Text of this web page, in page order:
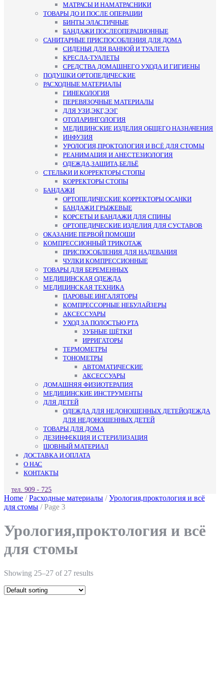
МАТРАСЫ И НАМАТРАСНИКИ
ТОВАРЫ ДО И ПОСЛЕ ОПЕРАЦИИ
БИНТЫ ЭЛАСТИЧНЫЕ
БАНДАЖИ ПОСЛЕОПЕРАЦИОННЫЕ
САНИТАРНЫЕ ПРИСПОСОБЛЕНИЯ ДЛЯ ДОМА
СИДЕНЬЯ ДЛЯ ВАННОЙ И ТУАЛЕТА
КРЕСЛА-ТУАЛЕТЫ
СРЕДСТВА ДОМАШНЕГО УХОДА И ГИГИЕНЫ
ПОДУШКИ ОРТОПЕДИЧЕСКИЕ
РАСХОДНЫЕ МАТЕРИАЛЫ
ГИНЕКОЛОГИЯ
ПЕРЕВЯЗОЧНЫЕ МАТЕРИАЛЫ
ДЛЯ УЗИ,ЭКГ,ЭЭГ
ОТОЛАРИНГОЛОГИЯ
МЕДИЦИНСКИЕ ИЗДЕЛИЯ ОБЩЕГО НАЗНАЧЕНИЯ
ИНФУЗИЯ
УРОЛОГИЯ,ПРОКТОЛОГИЯ И ВСЁ ДЛЯ СТОМЫ
РЕАНИМАЦИЯ И АНЕСТЕЗИОЛОГИЯ
ОДЕЖДА,ЗАЩИТА,БЕЛЬЁ
СТЕЛЬКИ И КОРРЕКТОРЫ СТОПЫ
КОРРЕКТОРЫ СТОПЫ
БАНДАЖИ
ОРТОПЕДИЧЕСКИЕ КОРРЕКТОРЫ ОСАНКИ
БАНДАЖИ ГРЫЖЕВЫЕ
КОРСЕТЫ И БАНДАЖИ ДЛЯ СПИНЫ
ОРТОПЕДИЧЕСКИЕ ИЗДЕЛИЯ ДЛЯ СУСТАВОВ
ОКАЗАНИЕ ПЕРВОЙ ПОМОЩИ
КОМПРЕССИОННЫЙ ТРИКОТАЖ
ПРИСПОСОБЛЕНИЯ ДЛЯ НАДЕВАНИЯ
ЧУЛКИ КОМПРЕССИОННЫЕ
ТОВАРЫ ДЛЯ БЕРЕМЕННЫХ
МЕДИЦИНСКАЯ ОДЕЖДА
МЕДИЦИНСКАЯ ТЕХНИКА
ПАРОВЫЕ ИНГАЛЯТОРЫ
КОМПРЕССОРНЫЕ НЕБУЛАЙЗЕРЫ
АКСЕССУАРЫ
УХОД ЗА ПОЛОСТЬЮ РТА
ЗУБНЫЕ ЩЁТКИ
ИРРИГАТОРЫ
ТЕРМОМЕТРЫ
ТОНОМЕТРЫ
АВТОМАТИЧЕСКИЕ
АКСЕССУАРЫ
ДОМАШНЯЯ ФИЗИОТЕРАПИЯ
МЕДИЦИНСКИЕ ИНСТРУМЕНТЫ
ДЛЯ ДЕТЕЙ
ОДЕЖДА ДЛЯ НЕДОНОШЕННЫХ ДЕТЕЙОДЕЖДА
ДЛЯ НЕДОНОШЕННЫХ ДЕТЕЙ
ТОВАРЫ ДЛЯ ДОМА
ДЕЗИНФЕКЦИЯ И СТЕРИЛИЗАЦИЯ
ШОВНЫЙ МАТЕРИАЛ
ДОСТАВКА И ОПЛАТА
О НАС
КОНТАКТЫ
КНОПКА
ЗАКРЫТЬ
тел. 909 - 725
Home /Расходные материалы /Урология,проктология и всё
для стомы / Page 3
Урология,проктология и всё
для стомы
Showing 25–27 of 27 results